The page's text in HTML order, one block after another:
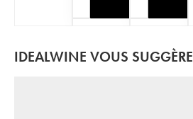
IDEALWINE VOUS SUGGÈRE